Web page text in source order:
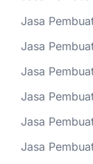
Jasa
Jasa
Jasa
Jasa
Jasa
Jasa